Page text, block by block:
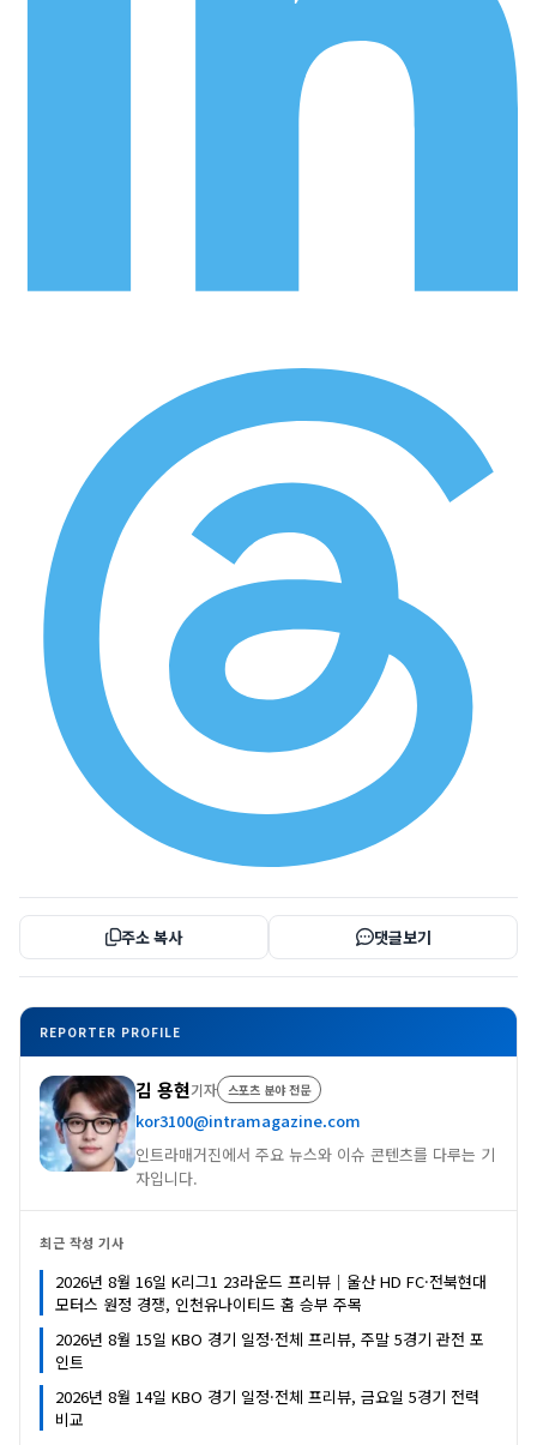
주소 복사 댓글보기
REPORTER PROFILE
김 용현기자 스포츠 분야 전문
kor3100@intramagazine.com
인트라매거진에서 주요 뉴스와 이슈 콘텐츠를 다루는 기
자입니다.
최근 작성 기사
2026년 8월 16일 K리그1 23라운드 프리뷰｜울산 HD FC·전북현대
모터스 원정 경쟁, 인천유나이티드 홈 승부 주목
2026년 8월 15일 KBO 경기 일정·전체 프리뷰, 주말 5경기 관전 포
인트
2026년 8월 14일 KBO 경기 일정·전체 프리뷰, 금요일 5경기 전력
비교